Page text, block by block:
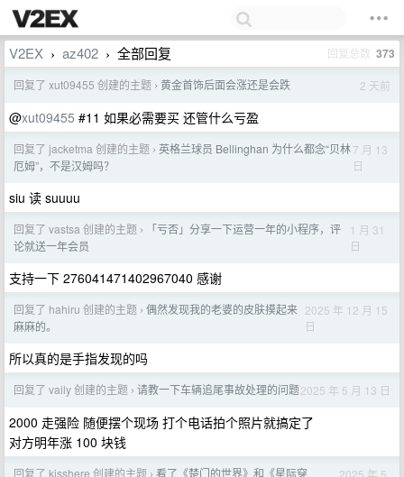
V2EX › az402 › 全部回复 回复总数 373
回复了 xut09455 创建的主题 › 黄金首饰后面会涨还是会跌 2 天前
@xut09455 #11 如果必需要买 还管什么亏盈
回复了 jacketma 创建的主题 › 英格兰球员 Bellinghan 为什么都念“贝林
厄姆”，不是汉姆吗？
7 月 13
日
siu 读 suuuu
回复了 vastsa 创建的主题 ›
「亏否」分享一下运营一年的小程序，评
论就送一年会员
1 月 31
日
支持一下 276041471402967040 感谢
回复了 hahiru 创建的主题 › 偶然发现我的老婆的皮肤摸起来
麻麻的。
2025 年 12 月 15
日
所以真的是手指发现的吗
回复了 vaily 创建的主题 › 请教一下车辆追尾事故处理的问题2025 年 5 月 13 日
2000 走强险 随便摆个现场 打个电话拍个照片就搞定了
对方明年涨 100 块钱
回复了 kisshere 创建的主题 › 看了《楚门的世界》和《星际穿
2025 年 5